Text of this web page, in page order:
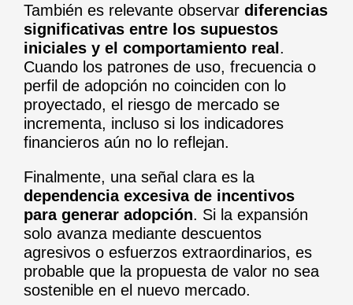
También es relevante observar diferencias
significativas entre los supuestos
iniciales y el comportamiento real.
Cuando los patrones de uso, frecuencia o
perfil de adopción no coinciden con lo
proyectado, el riesgo de mercado se
incrementa, incluso si los indicadores
financieros aún no lo reflejan.
Finalmente, una señal clara es la
dependencia excesiva de incentivos
para generar adopción. Si la expansión
solo avanza mediante descuentos
agresivos o esfuerzos extraordinarios, es
probable que la propuesta de valor no sea
sostenible en el nuevo mercado.